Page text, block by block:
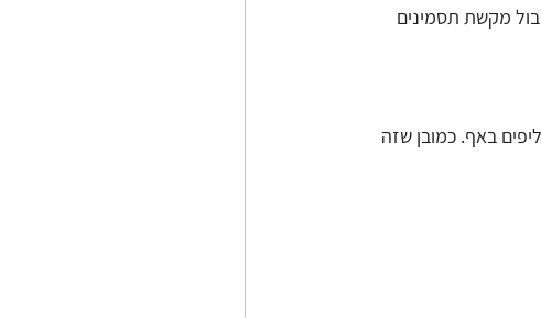
מקשת תסמינים
באף. כמובן שזה